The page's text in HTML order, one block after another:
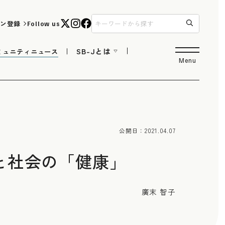
登録 Follow us
ュニティニュース SB-Jとは
Menu
公開日：2021.04.07
会の「健康」
廣末 智子